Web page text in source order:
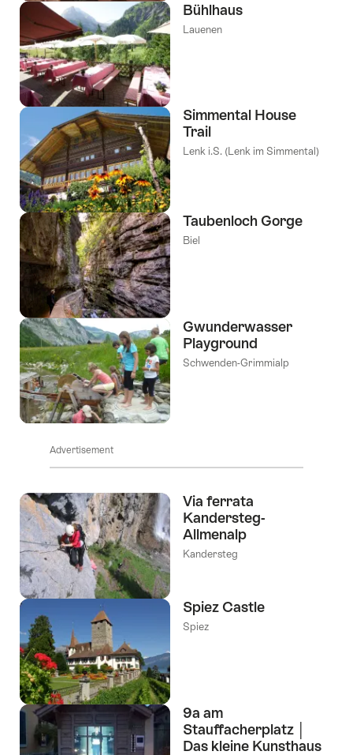
Bühlhaus
Lauenen
Simmental House
Trail
Lenk i.S. (Lenk im Simmental)
Taubenloch Gorge
Biel
Gwunderwasser
Playground
Schwenden-Grimmialp
Advertisement
Via ferrata
Kandersteg-
Allmenalp
Kandersteg
Spiez Castle
Spiez
9a am
Stauffacherplatz │
Das kleine Kunsthaus